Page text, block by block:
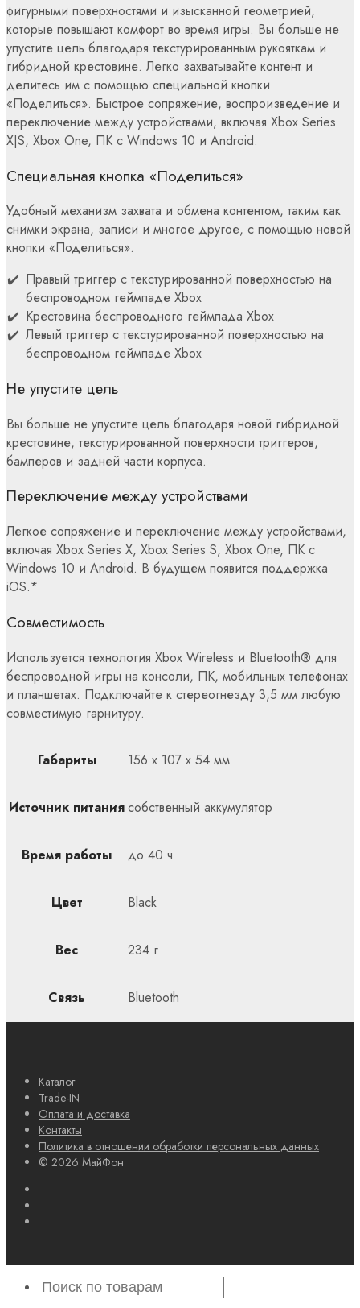
фигурными поверхностями и изысканной геометрией,
которые повышают комфорт во время игры. Вы больше не
упустите цель благодаря текстурированным рукояткам и
гибридной крестовине. Легко захватывайте контент и
делитесь им с помощью специальной кнопки
«Поделиться». Быстрое сопряжение, воспроизведение и
переключение между устройствами, включая Xbox Series
X|S, Xbox One, ПК с Windows 10 и Android.
Специальная кнопка «Поделиться»
Удобный механизм захвата и обмена контентом, таким как
снимки экрана, записи и многое другое, с помощью новой
кнопки «Поделиться».
Правый триггер с текстурированной поверхностью на
беспроводном геймпаде Xbox
Крестовина беспроводного геймпада Xbox
Левый триггер с текстурированной поверхностью на
беспроводном геймпаде Xbox
Не упустите цель
Вы больше не упустите цель благодаря новой гибридной
крестовине, текстурированной поверхности триггеров,
бамперов и задней части корпуса.
Переключение между устройствами
Легкое сопряжение и переключение между устройствами,
включая Xbox Series X, Xbox Series S, Xbox One, ПК с
Windows 10 и Android. В будущем появится поддержка
iOS.*
Совместимость
Используется технология Xbox Wireless и Bluetooth® для
беспроводной игры на консоли, ПК, мобильных телефонах
и планшетах. Подключайте к стереогнезду 3,5 мм любую
совместимую гарнитуру.
Габариты 156 x 107 x 54 мм
Источник питаниясобственный аккумулятор
Время работы до 40 ч
Цвет Black
Вес 234 г
Связь Bluetooth
Каталог
Trade-IN
Оплата и доставка
Контакты
Политика в отношении обработки персональных данных
© 2026 МайФон